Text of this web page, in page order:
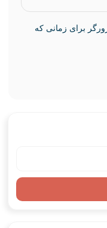
برای زمانی که